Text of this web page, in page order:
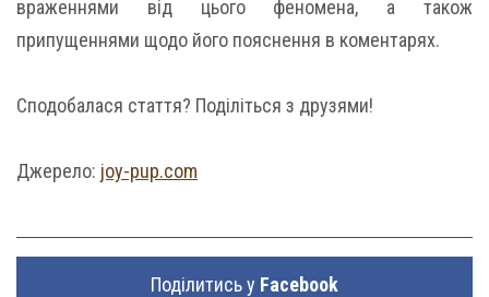
враженнями від цього феномена, а також
припущеннями щодо його пояснення в коментарях.
Сподобалася стаття? Поділіться з друзями!
Джерело: joy-pup.com
Поділитись у Facebook